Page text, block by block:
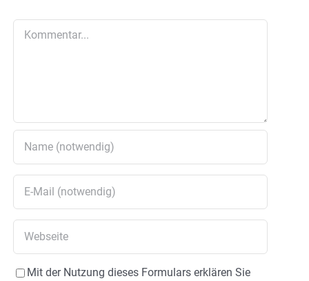
Mit der Nutzung dieses Formulars erklären Sie